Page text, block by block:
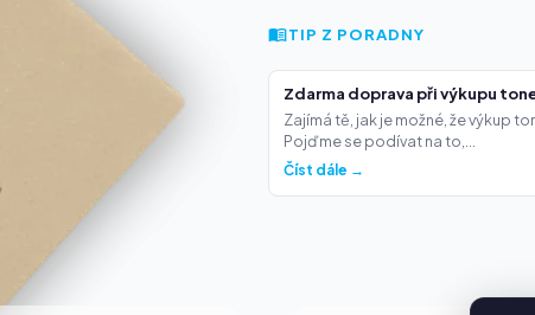
TIP Z PORADNY
Zdarma doprava při výkupu
Zajímá tě, jak je možné, že výkup
Pojďme se podívat na to,...
Číst dále →